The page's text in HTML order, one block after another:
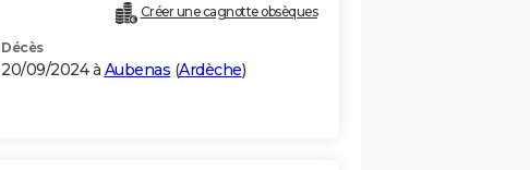
Créer une cagnotte obsèques
Décès
20/09/2024 à Aubenas (Ardèche)